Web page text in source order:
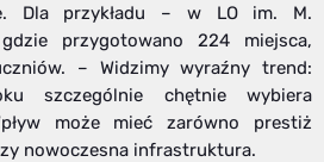
Dla przykładu – w LO im. M.
przygotowano 224 miejsca,
– Widzimy wyraźny trend:
szczególnie chętnie wybiera
może mieć zarówno prestiż
nowoczesna infrastruktura.